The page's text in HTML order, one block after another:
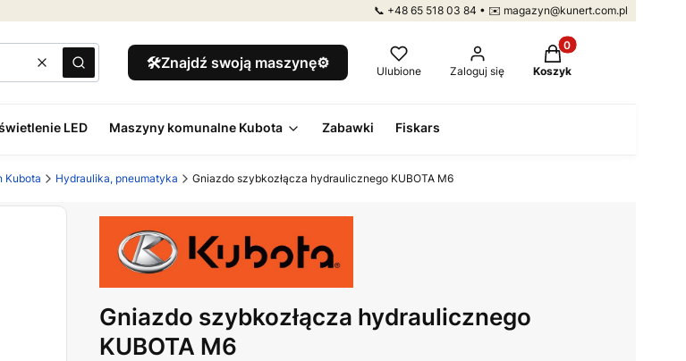
📞 +48 65 518 03 84 • ✉️ magazyn@kunert.com.pl
WyczyśćSzukaj 🛠️Znajdź swoją maszynę⚙️ Ulubione Zaloguj się
Produkty w koszyku:
Koszyk
LED Maszyny komunalne Kubota Zabawki Fiskars
Kubota Hydraulika, pneumatyka Gniazdo szybkozłącza hydraulicznego KUBOTA M6
Gniazdo szybkozłącza hydraulicznego
KUBOTA M6